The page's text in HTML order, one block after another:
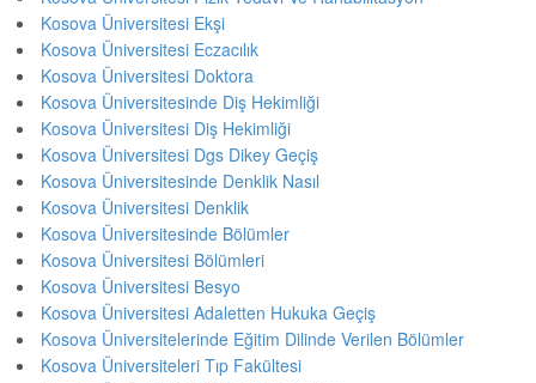
Kosova Üniversitesi Ekşi
Kosova Üniversitesi Eczacılık
Kosova Üniversitesi Doktora
Kosova Üniversitesinde Diş Hekimliği
Kosova Üniversitesi Diş Hekimliği
Kosova Üniversitesi Dgs Dikey Geçiş
Kosova Üniversitesinde Denklik Nasıl
Kosova Üniversitesi Denklik
Kosova Üniversitesinde Bölümler
Kosova Üniversitesi Bölümleri
Kosova Üniversitesi Besyo
Kosova Üniversitesi Adaletten Hukuka Geçiş
Kosova Üniversitelerinde Eğitim Dilinde Verilen Bölümler
Kosova Üniversiteleri Tıp Fakültesi